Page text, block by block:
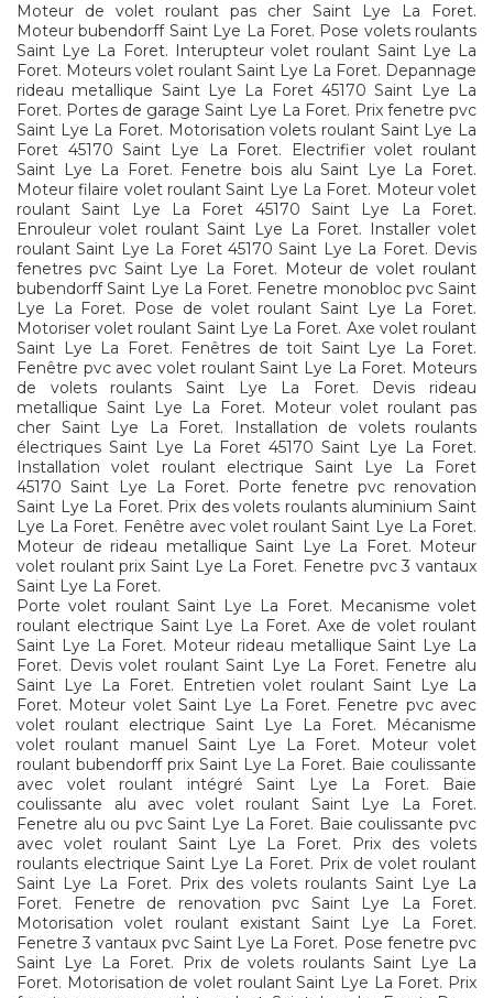
Moteur de volet roulant pas cher Saint Lye La Foret.
Moteur bubendorff Saint Lye La Foret. Pose volets roulants
Saint Lye La Foret. Interupteur volet roulant Saint Lye La
Foret. Moteurs volet roulant Saint Lye La Foret. Depannage
rideau metallique Saint Lye La Foret 45170 Saint Lye La
Foret. Portes de garage Saint Lye La Foret. Prix fenetre pvc
Saint Lye La Foret. Motorisation volets roulant Saint Lye La
Foret 45170 Saint Lye La Foret. Electrifier volet roulant
Saint Lye La Foret. Fenetre bois alu Saint Lye La Foret.
Moteur filaire volet roulant Saint Lye La Foret. Moteur volet
roulant Saint Lye La Foret 45170 Saint Lye La Foret.
Enrouleur volet roulant Saint Lye La Foret. Installer volet
roulant Saint Lye La Foret 45170 Saint Lye La Foret. Devis
fenetres pvc Saint Lye La Foret. Moteur de volet roulant
bubendorff Saint Lye La Foret. Fenetre monobloc pvc Saint
Lye La Foret. Pose de volet roulant Saint Lye La Foret.
Motoriser volet roulant Saint Lye La Foret. Axe volet roulant
Saint Lye La Foret. Fenêtres de toit Saint Lye La Foret.
Fenêtre pvc avec volet roulant Saint Lye La Foret. Moteurs
de volets roulants Saint Lye La Foret. Devis rideau
metallique Saint Lye La Foret. Moteur volet roulant pas
cher Saint Lye La Foret. Installation de volets roulants
électriques Saint Lye La Foret 45170 Saint Lye La Foret.
Installation volet roulant electrique Saint Lye La Foret
45170 Saint Lye La Foret. Porte fenetre pvc renovation
Saint Lye La Foret. Prix des volets roulants aluminium Saint
Lye La Foret. Fenêtre avec volet roulant Saint Lye La Foret.
Moteur de rideau metallique Saint Lye La Foret. Moteur
volet roulant prix Saint Lye La Foret. Fenetre pvc 3 vantaux
Saint Lye La Foret.
Porte volet roulant Saint Lye La Foret. Mecanisme volet
roulant electrique Saint Lye La Foret. Axe de volet roulant
Saint Lye La Foret. Moteur rideau metallique Saint Lye La
Foret. Devis volet roulant Saint Lye La Foret. Fenetre alu
Saint Lye La Foret. Entretien volet roulant Saint Lye La
Foret. Moteur volet Saint Lye La Foret. Fenetre pvc avec
volet roulant electrique Saint Lye La Foret. Mécanisme
volet roulant manuel Saint Lye La Foret. Moteur volet
roulant bubendorff prix Saint Lye La Foret. Baie coulissante
avec volet roulant intégré Saint Lye La Foret. Baie
coulissante alu avec volet roulant Saint Lye La Foret.
Fenetre alu ou pvc Saint Lye La Foret. Baie coulissante pvc
avec volet roulant Saint Lye La Foret. Prix des volets
roulants electrique Saint Lye La Foret. Prix de volet roulant
Saint Lye La Foret. Prix des volets roulants Saint Lye La
Foret. Fenetre de renovation pvc Saint Lye La Foret.
Motorisation volet roulant existant Saint Lye La Foret.
Fenetre 3 vantaux pvc Saint Lye La Foret. Pose fenetre pvc
Saint Lye La Foret. Prix de volets roulants Saint Lye La
Foret. Motorisation de volet roulant Saint Lye La Foret. Prix